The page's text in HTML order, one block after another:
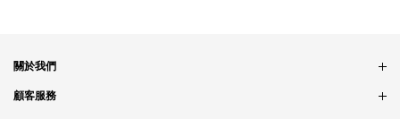
關於我們
品牌故事
顧客服務